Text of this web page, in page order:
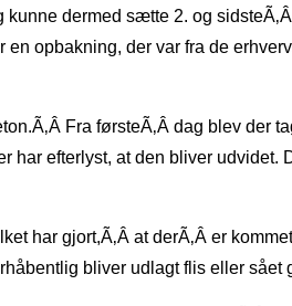
dermed sætte 2. og
opbakning, der var fra de
Fra førsteÃ‚Â dag blev der
efterlyst, at den bliver
gjort,Ã‚Â at derÃ‚Â er
bliver udlagt flis eller sået